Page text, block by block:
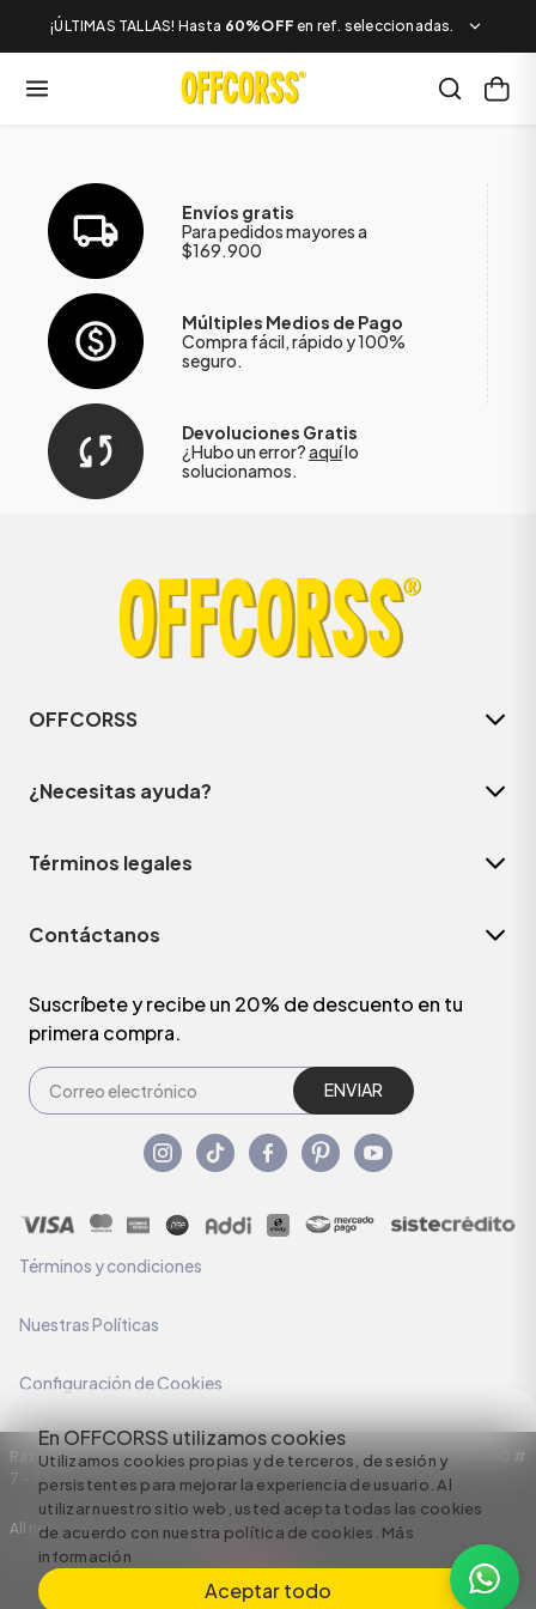
¡ÚLTIMAS TALLAS! Hasta 60%OFF en ref. seleccionadas.
En OFFCORSS utilizamos cookies
Utilizamos cookies propias y de terceros, de sesión y
persistentes para mejorar la experiencia de usuario. Al
utilizar nuestro sitio web, usted acepta todas las cookies
de acuerdo con nuestra política de cookies. Más
información
Aceptar todo
Envíos gratis
Para pedidos mayores a
$169.900
Múltiples Medios de Pago
Compra fácil, rápido y 100%
seguro.
Devoluciones Gratis
¿Hubo un error?aquílo
solucionamos.
OFFCORSS
¿Necesitas ayuda?
Términos legales
Contáctanos
Suscríbete y recibe un 20% de descuento en tu
primera compra.
ENVIAR
Términos y condiciones
Nuestras Políticas
Configuración de Cookies
Razón Social: C.I HERMECO S.A. NIT: 890924167-6 Dirección: Carrera 50 #
7 – 35
All rights reserved empowered by